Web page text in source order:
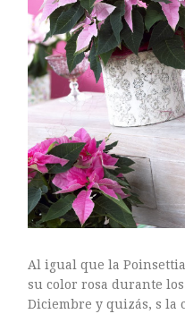
Ricard
ASTILBE, EL SUEÑO DE UNA
RANUNCULOS,
Silvia
CALA: LA FLOR DEL AGUA
Silvia
Astilbe, las flores que sueñan
RANUNCULOS,
Al igual que la
su color rosa durante
Diciembre y quizás, s la